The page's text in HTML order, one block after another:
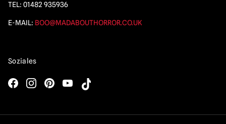
TEL: 01482 935936
E-MAIL: BOO@MADABOUTHORROR.CO.UK
Soziales